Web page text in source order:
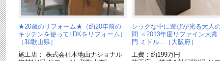
★20歳のリフォーム★（約20年前の
キッチンを使ってLDKをリフォーム）
［和歌山県］
施工店： 株式会社木地由ナショナル
シックな中に遊びが光る大人
間 ＜2013年度リファイン大賞
門 ミドル...［大阪府］
工費：約199万円